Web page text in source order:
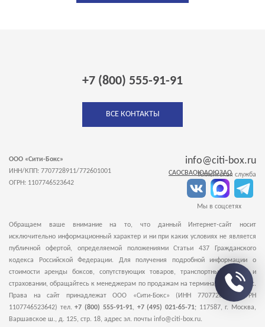
+7 (800) 555-91-91
ВСЕ КОНТАКТЫ
ООО «Сити-Бокс»
ИНН/КПП: 7707728911/772601001
ОГРН: 1107746523642
info@citi-box.ru
Клиентская служба
Мы в соцсетях
САОСВАОЮАОЮЗАО
Обращаем ваше внимание на то, что данный Интернет-сайт носит
исключительно информационный характер и ни при каких условиях не является
публичной офертой, определяемой положениями Статьи 437 Гражданского
кодекса Российской Федерации. Для получения подробной информации о
стоимости аренды боксов, сопутствующих товаров, транспортных услугах и
страховании, обращайтесь к менеджерам по продажам на терминалы Сити-Бокс.
Права на сайт принадлежат ООО «Сити-Бокс» (ИНН 7707728911, ОГРН
1107746523642) тел.+7 (800) 555-91-91, +7 (495) 021-65-71; 117587,г. Москва,
Варшавское ш., д. 125, стр. 18, адрес эл. почты info@citi-box.ru.